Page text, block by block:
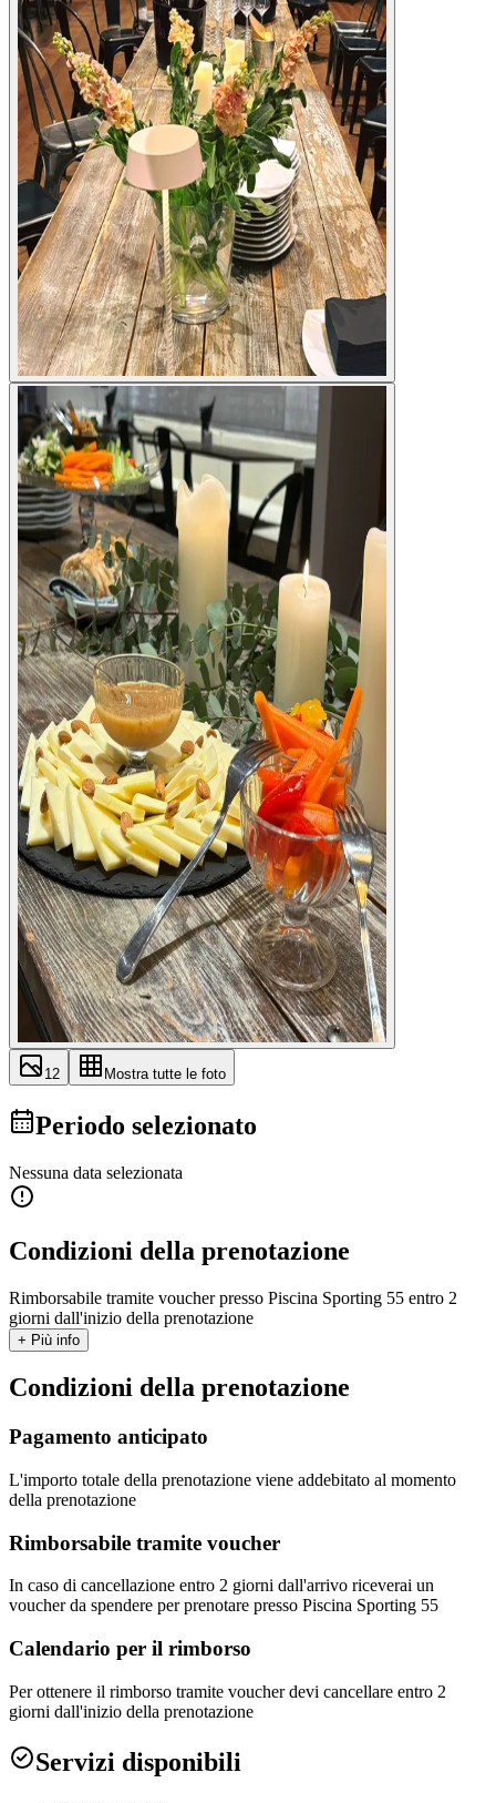
12 Mostra tutte le foto
Periodo selezionato
Nessuna data selezionata
Condizioni della prenotazione
Rimborsabile tramite voucher presso Piscina Sporting 55 entro 2
giorni dall'inizio della prenotazione
+ Più info
Condizioni della prenotazione
Pagamento anticipato
L'importo totale della prenotazione viene addebitato al momento
della prenotazione
Rimborsabile tramite voucher
In caso di cancellazione entro 2 giorni dall'arrivo riceverai un
voucher da spendere per prenotare presso Piscina Sporting 55
Calendario per il rimborso
Per ottenere il rimborso tramite voucher devi cancellare entro 2
giorni dall'inizio della prenotazione
Servizi disponibili